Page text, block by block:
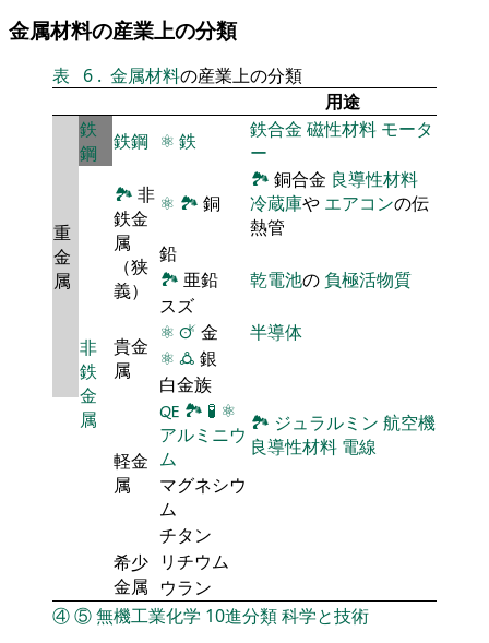
金属材料の産業上の分類
表 6 . 金属材料の産業上の分類
用途
重
金
属
鉄
鋼
鉄鋼 ⚛ 鉄 鉄合金 磁性材料 モータ
ー
非
鉄
金
属
🏞 非
鉄金
属
（狭
義）
⚛ 🏞 銅
🏞 銅合金 良導性材料
冷蔵庫や エアコンの伝
熱管
鉛
🏞 亜鉛 乾電池の 負極活物質
スズ
貴金
属
⚛ 🜚 金
半導体
⚛ 🜛 銀
白金族
軽金
属
🜀 🏞 🧪 ⚛
アルミニウ
ム
🏞 ジュラルミン 航空機
良導性材料 電線
マグネシウ
ム
チタン
希少
金属
リチウム
ウラン
④⑤無機工業化学 10進分類科学と技術